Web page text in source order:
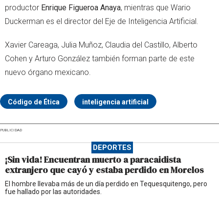
productor Enrique Figueroa Anaya, mientras que Wario
Duckerman es el director del Eje de Inteligencia Artificial.
Xavier Careaga, Julia Muñoz, Claudia del Castillo, Alberto
Cohen y Arturo González también forman parte de este
nuevo órgano mexicano.
Código de Ética inteligencia artificial
PUBLICIDAD
DEPORTES
¡Sin vida! Encuentran muerto a paracaidista
extranjero que cayó y estaba perdido en Morelos
El hombre llevaba más de un día perdido en Tequesquitengo, pero
fue hallado por las autoridades.